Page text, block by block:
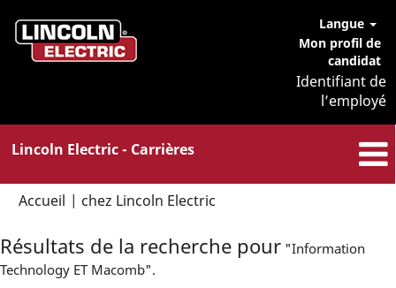
Langue
Mon profil de
candidat
Identifiant de
l’employé
Lincoln Electric - Carrières
Accueil | chez Lincoln Electric
Résultats de la recherche pour "Information
Technology ET Macomb".